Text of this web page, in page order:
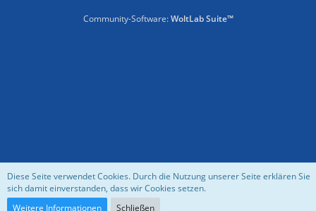
Community-Software:WoltLab Suite™
Diese Seite verwendet Cookies. Durch die Nutzung unserer Seite erklären Sie
sich damit einverstanden, dass wir Cookies setzen.
Weitere Informationen
Schließen